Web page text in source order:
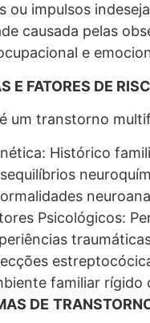
ou impulsos
causada pelas
e
E FATORES DE
um transtorno
Histórico
Psicológicos:
familiar rígido
DE